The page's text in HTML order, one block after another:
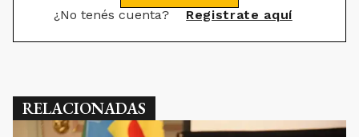
¿No tenés cuenta? Registrate aquí
RELACIONADAS